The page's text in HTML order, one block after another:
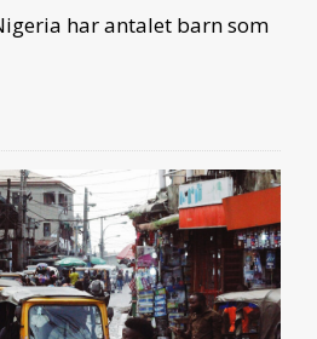
har antalet barn som